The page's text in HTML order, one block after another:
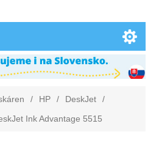
/ HP / DeskJet
/
Ink Advantage 5515